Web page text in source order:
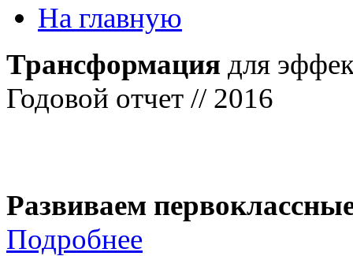
На главную
Трансформация для
Годовой отчет // 2016
Развиваем
Подробнее